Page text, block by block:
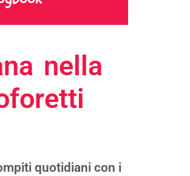
nella
quotidiani con i